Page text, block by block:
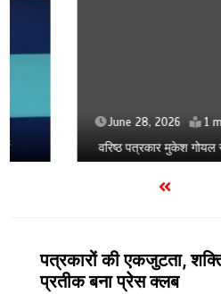
June 28, 2026 1 min
वरिष्ठ पत्रकार मुकेश गोयल राष्ट्रीय
पत्रकारों की एकजुटता,
प्रतीक बना प्रेस क्लब